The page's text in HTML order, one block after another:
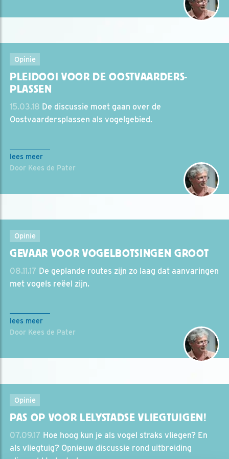
Opinie
PLEIDOOI VOOR DE OOSTVAARDERS-
PLASSEN
15.03.18 De discussie moet gaan over de
Oostvaardersplassen als vogelgebied.
lees meer
Door Kees de Pater
Opinie
GEVAAR VOOR VOGELBOTSINGEN GROOT
08.11.17 De geplande routes zijn zo laag dat aanvaringen
met vogels reëel zijn.
lees meer
Door Kees de Pater
Opinie
PAS OP VOOR LELYSTADSE VLIEGTUIGEN!
07.09.17 Hoe hoog kun je als vogel straks vliegen? En
als vliegtuig? Opnieuw discussie rond uitbreiding